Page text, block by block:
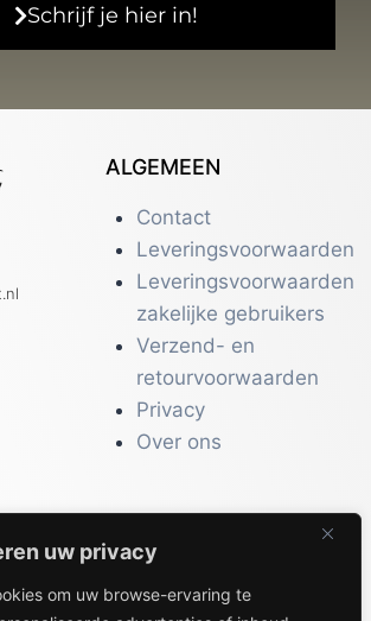
uw privacy
om uw browse-ervaring te
Schrijf je hier in!
ALGEMEEN
Contact
Leveringsvoorwaarden
Leveringsvoorwaarden
zakelijke gebruikers
Verzend- en
retourvoorwaarden
Privacy
Over ons